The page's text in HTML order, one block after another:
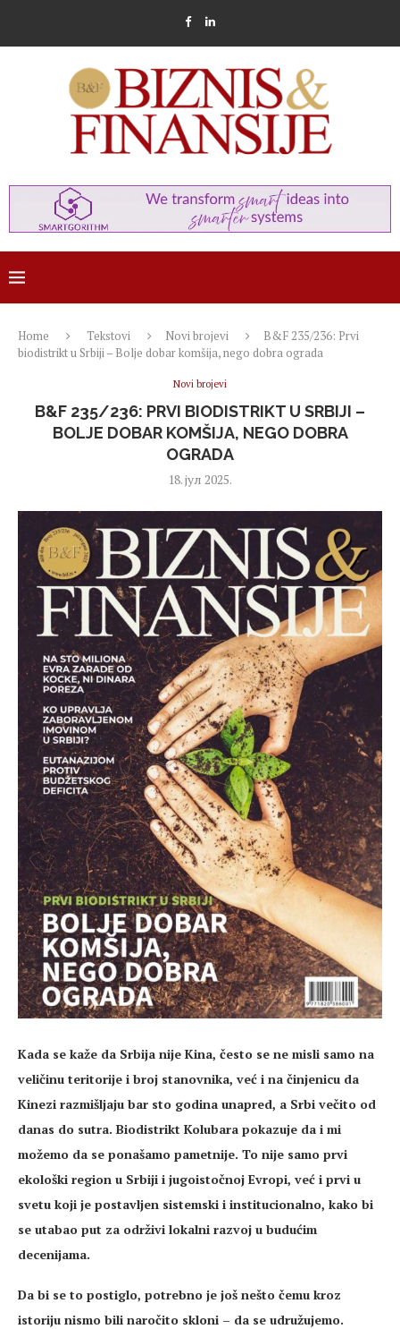
Home Tekstovi Novi brojevi
B&F 235/236: Prvi
biodistrikt u Srbiji – Bolje dobar komšija, nego dobra ograda
Novi brojevi
B&F 235/236: PRVI BIODISTRIKT U SRBIJI –
BOLJE DOBAR KOMŠIJA, NEGO DOBRA
OGRADA
18. јул 2025.
Kada se kaže da Srbija nije Kina, često se ne misli samo na
veličinu teritorije i broj stanovnika, već i na činjenicu da
Kinezi razmišljaju bar sto godina unapred, a Srbi večito od
danas do sutra. Biodistrikt Kolubara pokazuje da i mi
možemo da se ponašamo pametnije. To nije samo prvi
ekološki region u Srbiji i jugoistočnoj Evropi, već i prvi u
svetu koji je postavljen sistemski i institucionalno, kako bi
se utabao put za održivi lokalni razvoj u budućim
decenijama.
Da bi se to postiglo, potrebno je još nešto čemu kroz
istoriju nismo bili naročito skloni – da se udružujemo.